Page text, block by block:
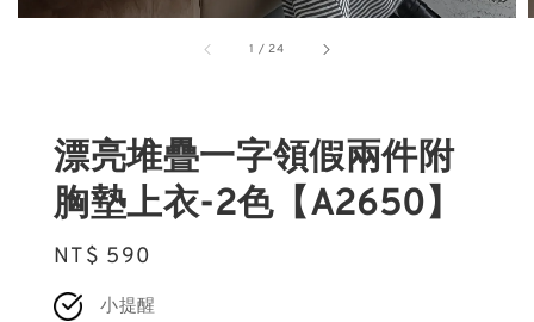
1 /24
漂亮堆疊一字領假兩件附
胸墊上衣-2色【A2650】
Regular
price
NT$ 590
小提醒